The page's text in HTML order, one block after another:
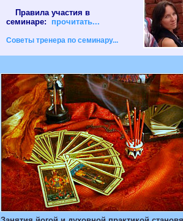
Правила участия в
семинаре: прочитать...
Советы тренера по семинару...